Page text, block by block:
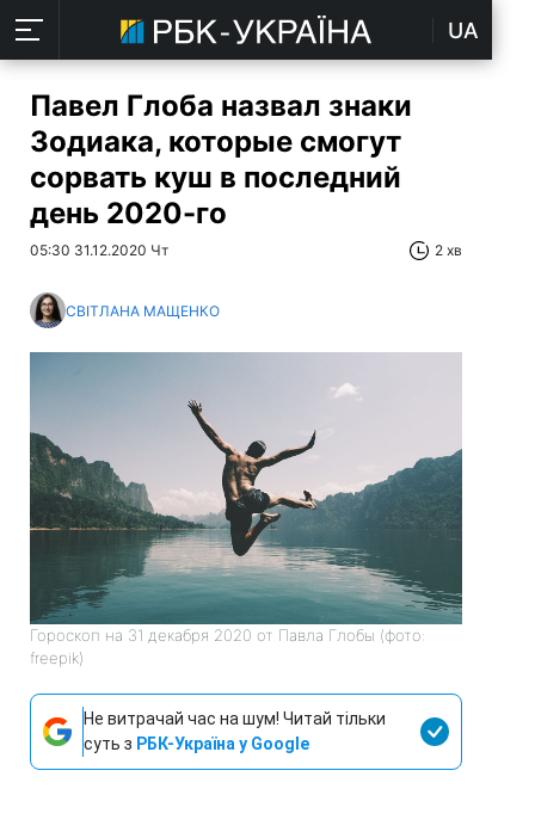
UA
Павел Глоба назвал знаки
Зодиака, которые смогут
сорвать куш в последний
день 2020-го
05:30 31.12.2020 Чт 2 хв
СВІТЛАНА МАЩЕНКО
Гороскоп на 31 декабря 2020 от Павла Глобы (фото:
freepik)
Не витрачай час на шум! Читай тільки
суть з РБК-Україна у Google